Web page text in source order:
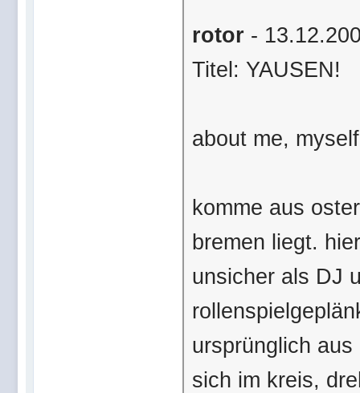
rotor -
Titel: YAUSEN!
about me,
komme aus
bremen liegt.
unsicher als DJ
ursprünglich
sich im kreis,